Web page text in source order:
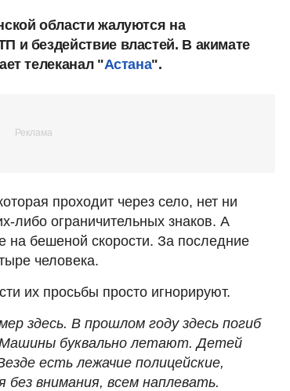
области жалуются на
и бездействие властей. В акимате
телеканал "Астана".
проходит через село, нет ни
либо ограничительных знаков. А
на бешеной скорости. За последние
человека.
их просьбы просто игнорируют.
здесь. В прошлом году здесь погиб
Машины буквально летают. Детей
есть лежачие полицейские,
внимания, всем наплевать.